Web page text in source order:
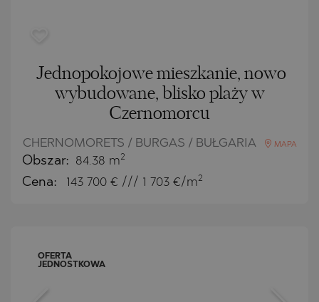
Jednopokojowe mieszkanie, nowo
wybudowane, blisko plaży w
Czernomorcu
CHERNOMORETS / BURGAS / BUŁGARIA MAPA
Obszar: 84.38 m2
Cena: 143 700 € /// 1 703 €/m2
OFERTA
JEDNOSTKOWA